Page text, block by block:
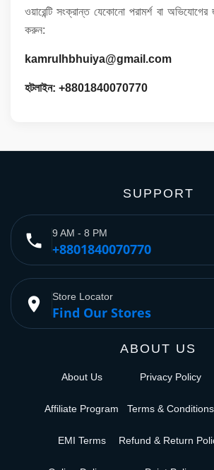
ওয়ারেন্টি সংক্রান্ত যেকোনো পরামর্শ বা
করুন:
kamrulhbhuiya@gmail.com
হটলাইন: +8801840070770
SUPPORT
phone 9 AM - 8 PM
+8801840070770
place Store Locator
Find Our Stores
ABOUT US
About Us
Affiliate Program
EMI Terms
Privacy Policy
Terms & Conditions
Refund & Return